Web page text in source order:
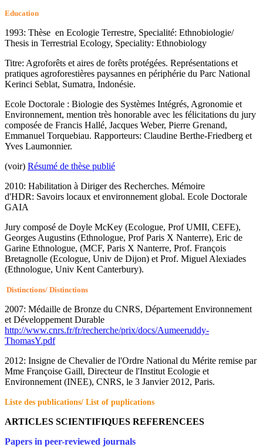
Education
1993: Thèse en Ecologie Terrestre, Specialité: Ethnobiologie/
Thesis in Terrestrial Ecology, Speciality: Ethnobiology
Titre: Agroforêts et aires de forêts protégées. Représentations et
pratiques agroforestières paysannes en périphérie du Parc National
Kerinci Seblat, Sumatra, Indonésie.
Ecole Doctorale : Biologie des Systèmes Intégrés, Agronomie et
Environnement, mention très honorable avec les félicitations du jury
composée de Francis Hallé, Jacques Weber, Pierre Grenand,
Emmanuel Torquebiau. Rapporteurs: Claudine Berthe-Friedberg et
Yves Laumonnier.
(voir) Résumé de thèse publié
2010: Habilitation à Diriger des Recherches. Mémoire
d'HDR: Savoirs locaux et environnement global. Ecole Doctorale
GAIA
Jury composé de Doyle McKey (Ecologue, Prof UMII, CEFE),
Georges Augustins (Ethnologue, Prof Paris X Nanterre), Eric de
Garine Ethnologue, (MCF, Paris X Nanterre, Prof. François
Bretagnolle (Ecologue, Univ de Dijon) et Prof. Miguel Alexiades
(Ethnologue, Univ Kent Canterbury).
Distinctions/ Distinctions
2007: Médaille de Bronze du CNRS, Département Environnement
et Développement Durable
http://www.cnrs.fr/fr/recherche/prix/docs/Aumeeruddy-
ThomasY.pdf
2012: Insigne de Chevalier de l'Ordre National du Mérite remise par
Mme Françoise Gaill, Directeur de l'Institut Ecologie et
Environnement (INEE), CNRS, le 3 Janvier 2012, Paris.
Liste des publications/ List of puplications
ARTICLES SCIENTIFIQUES REFERENCEES
Papers in peer-reviewed journals